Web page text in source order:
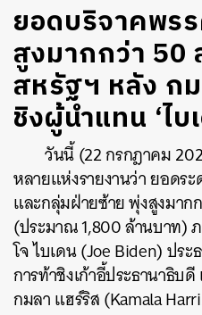
ยอดบริจาคพร
สูงมากกว่า 50
สหรัฐฯ หลัง ก
ชิงผู้นำแทน ‘ไบ
วันนี้ (22 กรกฎาคม
หลายแห่งรายงานว่า ยอดร
และกลุ่มฝ่ายซ้าย พุ่งสูงมาก
(ประมาณ 1,800 ล้านบาท)
โจ ไบเดน (Joe Biden) ปร
การท้าชิงเก้าอี้ประธานาธิบ
กมลา แฮร์ริส (Kamala